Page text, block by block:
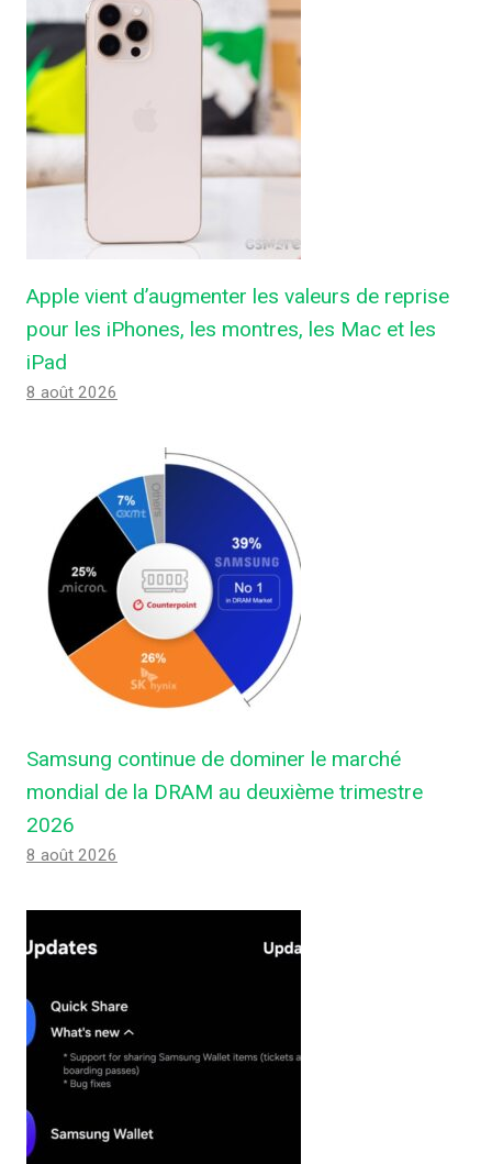
Apple vient d’augmenter les valeurs de reprise
pour les iPhones, les montres, les Mac et les
iPad
8 août 2026
Samsung continue de dominer le marché
mondial de la DRAM au deuxième trimestre
2026
8 août 2026